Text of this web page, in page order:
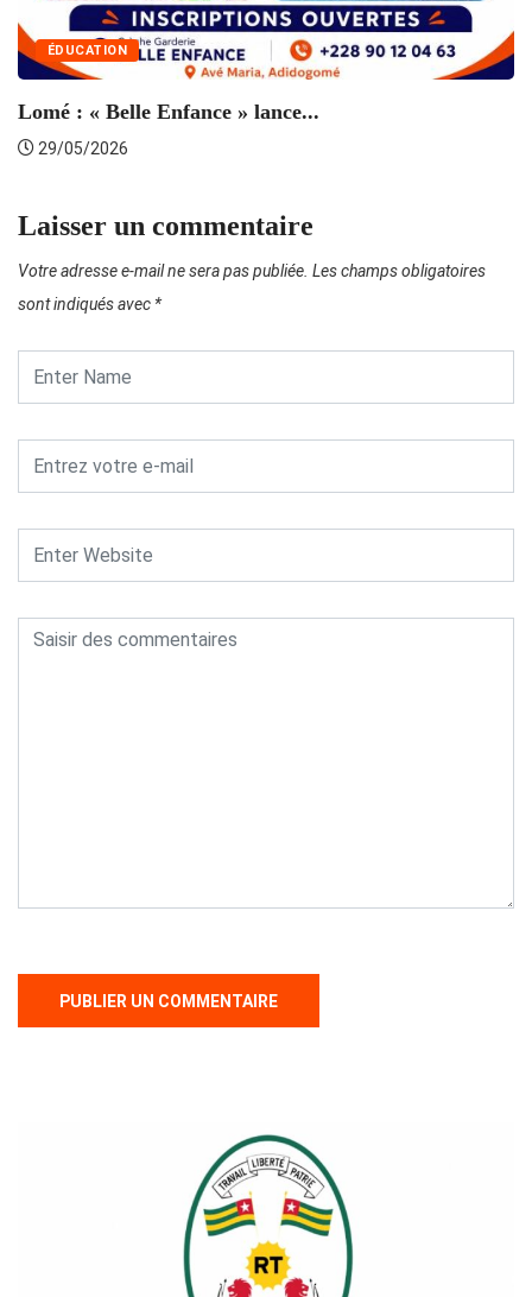
ÉDUCATION
Lomé : « Belle Enfance » lance...
29/05/2026
Laisser un commentaire
Votre adresse e-mail ne sera pas publiée. Les champs obligatoires
sont indiqués avec *